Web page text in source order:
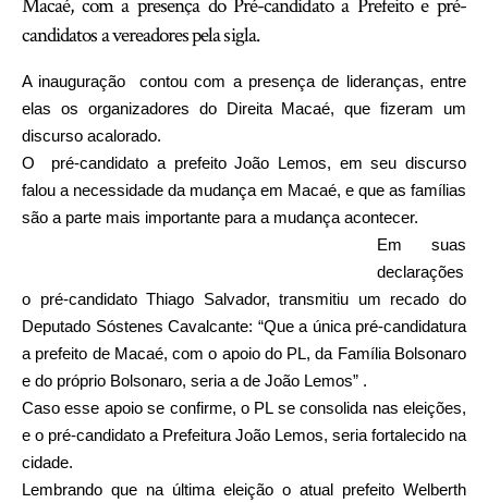
Macaé, com a presença do Pré-candidato a Prefeito e pré-
candidatos a vereadores pela sigla.
A inauguração contou com a presença de lideranças, entre
elas os organizadores do Direita Macaé, que fizeram um
discurso acalorado.
O pré-candidato a prefeito João Lemos, em seu discurso
falou a necessidade da mudança em Macaé, e que as famílias
são a parte mais importante para a mudança acontecer.
Em suas
declarações
o pré-candidato Thiago Salvador, transmitiu um recado do
Deputado Sóstenes Cavalcante: “Que a única pré-candidatura
a prefeito de Macaé, com o apoio do PL, da Família Bolsonaro
e do próprio Bolsonaro, seria a de João Lemos” .
Caso esse apoio se confirme, o PL se consolida nas eleições,
e o pré-candidato a Prefeitura João Lemos, seria fortalecido na
cidade.
Lembrando que na última eleição o atual prefeito Welberth